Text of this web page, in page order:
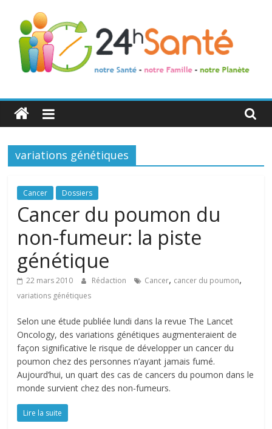
24h
Santé
La
de
toute
famille
variations génétiques
Cancer Dossiers
Cancer du poumon du
non-fumeur: la piste
génétique
22 mars 2010 Rédaction Cancer, cancer du poumon,
variations génétiques
Selon une étude publiée lundi dans la revue The Lancet
Oncology, des variations génétiques augmenteraient de
façon significative le risque de développer un cancer du
poumon chez des personnes n’ayant jamais fumé.
Aujourd’hui, un quart des cas de cancers du poumon dans le
monde survient chez des non-fumeurs.
Lire la suite